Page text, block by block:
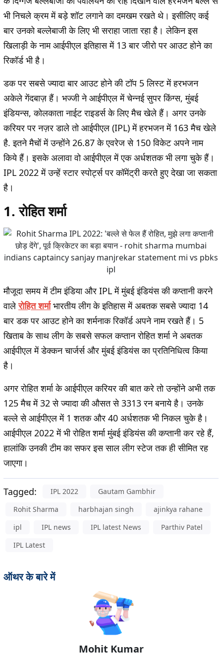
भी निचले क्रम में बड़े शॉट लगाने का दमखम रखते थे। इसीलिए कई
बार उनको बल्लेबाजी के लिए भी सराहा जाता रहा है। लेकिन इस
खिलाड़ी के नाम आईपीएल इतिहास में 13 बार जीरो पर आउट होने का
रिकॉर्ड भी है।
डक पर सबसे ज्यादा बार आउट होने की टॉप 5 लिस्ट में हरभजन
अकेले गेंदबाज़ हैं। भज्जी ने आईपीएल में चेन्नई सुपर किंग्स, मुंबई
इंडियन्स, कोलकाता नाईट राइडर्स के लिए मैच खेले हैं। अगर उनके
करियर पर नज़र डाले तो आईपीएल (IPL) में हरभजन में 163 मैच खेले
है. इतने मैचों में उन्होंने 26.87 के एवरेज से 150 विकेट अपने नाम
किये हैं। इसके अलावा वो आईपीएल में एक अर्धशतक भी लगा चुके हैं।
IPL 2022 में उन्हें स्टार स्पोर्ट्स पर कॉमेंट्री करते हुए देखा जा सकता
है।
1. रोहित शर्मा
मौजूदा समय में टीम इंडिया और IPL में मुंबई इंडियंस की कप्तानी करने
वालेरोहित शर्माभारतीय लीग के इतिहास में अबतक सबसे ज्यादा 14
बार डक पर आउट होने का शर्मनाक रिकॉर्ड अपने नाम रखते हैं। 5
खिताब के साथ लीग के सबसे सफल कप्तान रोहित शर्मा ने अबतक
आईपीएल में डेक्कन चार्जर्स और मुंबई इंडियंस का प्रतिनिधित्व किया
है।
अगर रोहित शर्मा के आईपीएल करियर की बात करे तो उन्होंने अभी तक
125 मैच में 32 से ज्यादा की औसत से 3313 रन बनाये है। उनके
बल्ले से आईपीएल में 1 शतक और 40 अर्धशतक भी निकल चुके है।
आईपीएल 2022 में भी रोहित शर्मा मुंबई इंडियंस की कप्तानी कर रहे हैं,
हालांकि उनकी टीम का सफर इस साल लीग स्टेज तक ही सीमित रह
जाएगा।
Tagged: IPL 2022
Gautam Gambhir
Rohit Sharma
harbhajan singh
ajinkya rahane
ipl
IPL news IPL latest News
Parthiv Patel
IPL Latest
ऑथर के बारे में
Mohit Kumar